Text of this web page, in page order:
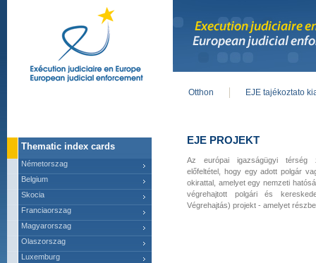
EJE PROJEKT
Az európai igazságügyi térség
előfeltétel, hogy egy adott polgár
okirattal, amelyet egy nemzeti
végrehajtott polgári és
Végrehajtás) projekt - amelyet
Otthon EJE tajékoztato
Thematic index cards
Németorszag
Belgium
Skocia
Franciaorszag
Magyarorszag
Olaszorszag
Luxemburg